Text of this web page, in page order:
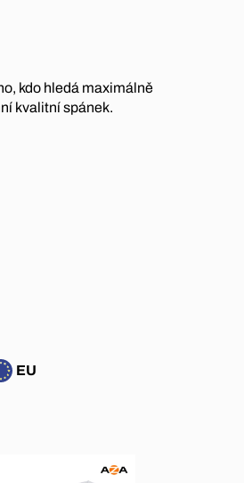
kdo hledá maximálně
kvalitní spánek.
EU